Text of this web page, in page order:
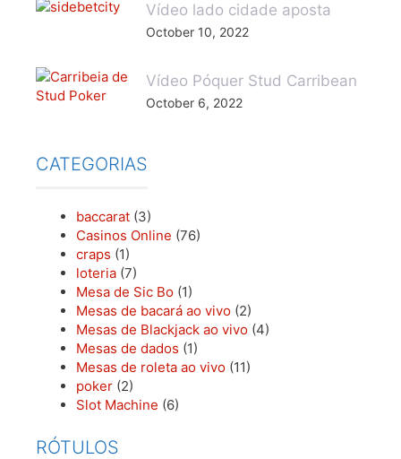
Vídeo lado cidade aposta
October 10, 2022
Vídeo Póquer Stud Carribean
October 6, 2022
CATEGORIAS
baccarat (3)
Casinos Online (76)
craps (1)
loteria (7)
Mesa de Sic Bo (1)
Mesas de bacará ao vivo (2)
Mesas de Blackjack ao vivo (4)
Mesas de dados (1)
Mesas de roleta ao vivo (11)
poker (2)
Slot Machine (6)
RÓTULOS